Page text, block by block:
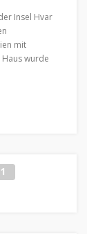
Insel Hvar
mit
wurde